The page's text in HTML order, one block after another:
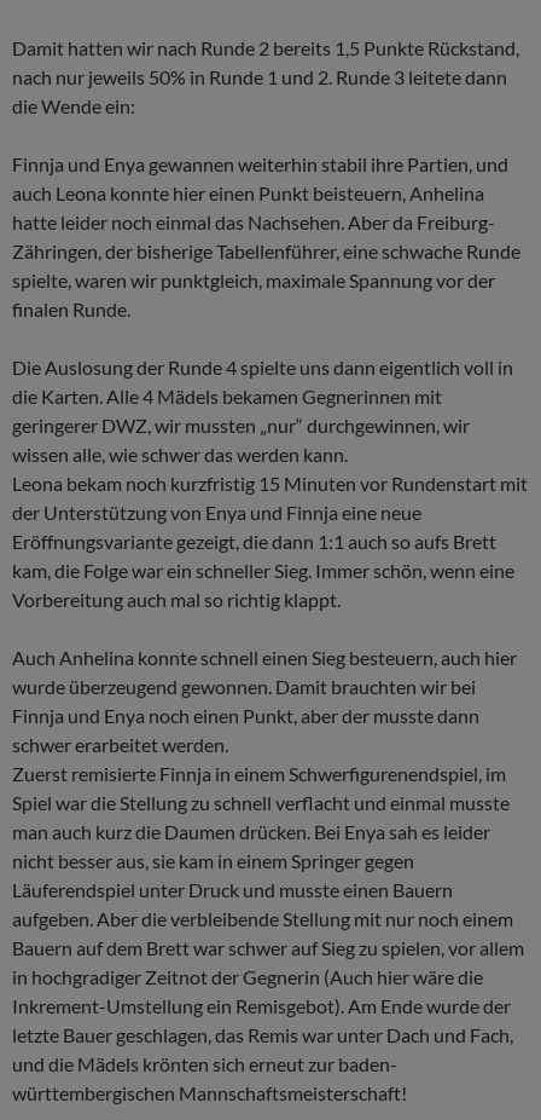
Damit hatten wir nach Runde 2 bereits 1,5 Punkte Rückstand,
nach nur jeweils 50% in Runde 1 und 2. Runde 3 leitete dann
die Wende ein:
Finnja und Enya gewannen weiterhin stabil ihre Partien, und
auch Leona konnte hier einen Punkt beisteuern, Anhelina
hatte leider noch einmal das Nachsehen. Aber da Freiburg-
Zähringen, der bisherige Tabellenführer, eine schwache Runde
spielte, waren wir punktgleich, maximale Spannung vor der
finalen Runde.
Die Auslosung der Runde 4 spielte uns dann eigentlich voll in
die Karten. Alle 4 Mädels bekamen Gegnerinnen mit
geringerer DWZ, wir mussten „nur“ durchgewinnen, wir
wissen alle, wie schwer das werden kann.
Leona bekam noch kurzfristig 15 Minuten vor Rundenstart mit
der Unterstützung von Enya und Finnja eine neue
Eröffnungsvariante gezeigt, die dann 1:1 auch so aufs Brett
kam, die Folge war ein schneller Sieg. Immer schön, wenn eine
Vorbereitung auch mal so richtig klappt.
Auch Anhelina konnte schnell einen Sieg besteuern, auch hier
wurde überzeugend gewonnen. Damit brauchten wir bei
Finnja und Enya noch einen Punkt, aber der musste dann
schwer erarbeitet werden.
Zuerst remisierte Finnja in einem Schwerfigurenendspiel, im
Spiel war die Stellung zu schnell verflacht und einmal musste
man auch kurz die Daumen drücken. Bei Enya sah es leider
nicht besser aus, sie kam in einem Springer gegen
Läuferendspiel unter Druck und musste einen Bauern
aufgeben. Aber die verbleibende Stellung mit nur noch einem
Bauern auf dem Brett war schwer auf Sieg zu spielen, vor allem
in hochgradiger Zeitnot der Gegnerin (Auch hier wäre die
Inkrement-Umstellung ein Remisgebot). Am Ende wurde der
letzte Bauer geschlagen, das Remis war unter Dach und Fach,
und die Mädels krönten sich erneut zur baden-
württembergischen Mannschaftsmeisterschaft!